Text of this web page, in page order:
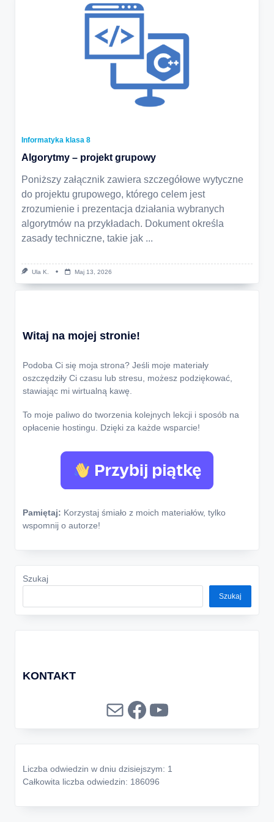
Informatyka klasa 8
Algorytmy – projekt grupowy
Poniższy załącznik zawiera szczegółowe wytyczne
do projektu grupowego, którego celem jest
zrozumienie i prezentacja działania wybranych
algorytmów na przykładach. Dokument określa
zasady techniczne, takie jak ...
Ula K. Maj 13, 2026
Witaj na mojej stronie!
Podoba Ci się moja strona? Jeśli moje materiały
oszczędziły Ci czasu lub stresu, możesz podziękować,
stawiając mi wirtualną kawę.
To moje paliwo do tworzenia kolejnych lekcji i sposób na
opłacenie hostingu. Dzięki za każde wsparcie!
Pamiętaj: Korzystaj śmiało z moich materiałów, tylko
wspomnij o autorze!
Szukaj
Szukaj
KONTAKT
MailFacebook
YouTube
Liczba odwiedzin w dniu dzisiejszym: 1
Całkowita liczba odwiedzin: 186096